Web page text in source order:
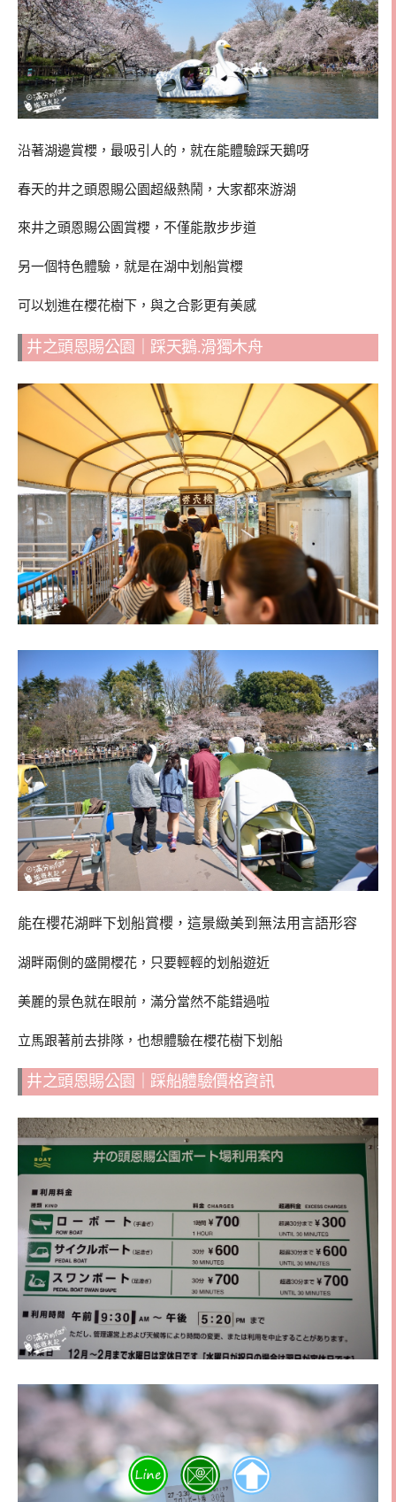
沿著湖邊賞櫻，最吸引人的，就在能體驗踩天鵝呀
春天的井之頭恩賜公園超級熱鬧，大家都來游湖
來井之頭恩賜公園賞櫻，不僅能散步步道
另一個特色體驗，就是在湖中划船賞櫻
可以划進在櫻花樹下，與之合影更有美感
井之頭恩賜公園｜踩天鵝.滑獨木舟
能在櫻花湖畔下划船賞櫻，這景緻美到無法用言語形容
湖畔兩側的盛開櫻花，只要輕輕的划船遊近
美麗的景色就在眼前，滿分當然不能錯過啦
立馬跟著前去排隊，也想體驗在櫻花樹下划船
井之頭恩賜公園｜踩船體驗價格資訊